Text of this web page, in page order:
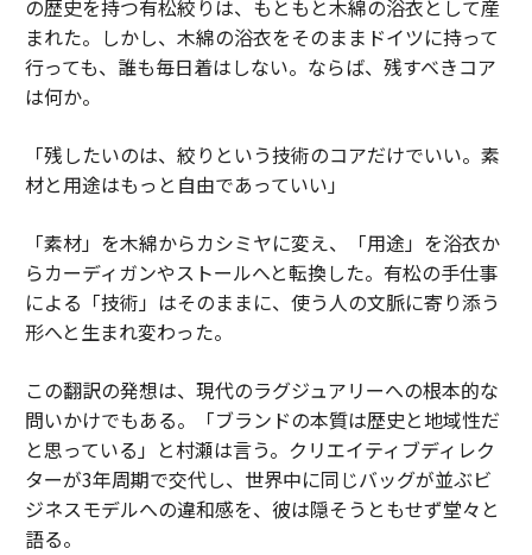
の歴史を持つ有松絞りは、もともと木綿の浴衣として産
まれた。しかし、木綿の浴衣をそのままドイツに持って
行っても、誰も毎日着はしない。ならば、残すべきコア
は何か。
「残したいのは、絞りという技術のコアだけでいい。素
材と用途はもっと自由であっていい」
「素材」を木綿からカシミヤに変え、「用途」を浴衣か
らカーディガンやストールへと転換した。有松の手仕事
による「技術」はそのままに、使う人の文脈に寄り添う
形へと生まれ変わった。
この翻訳の発想は、現代のラグジュアリーへの根本的な
問いかけでもある。「ブランドの本質は歴史と地域性だ
と思っている」と村瀬は言う。クリエイティブディレク
ターが3年周期で交代し、世界中に同じバッグが並ぶビ
ジネスモデルへの違和感を、彼は隠そうともせず堂々と
語る。